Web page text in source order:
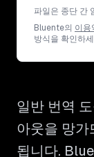
파일은 종단 간
Bluente의 이용
방식을 확인하
일반 번역
아웃을 망가
됩니다.